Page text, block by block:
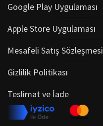
Google Play Uygulaması
Apple Store Uygulaması
Mesafeli Satış Sözleşmesi
Gizlilik Politikası
Teslimat ve İade